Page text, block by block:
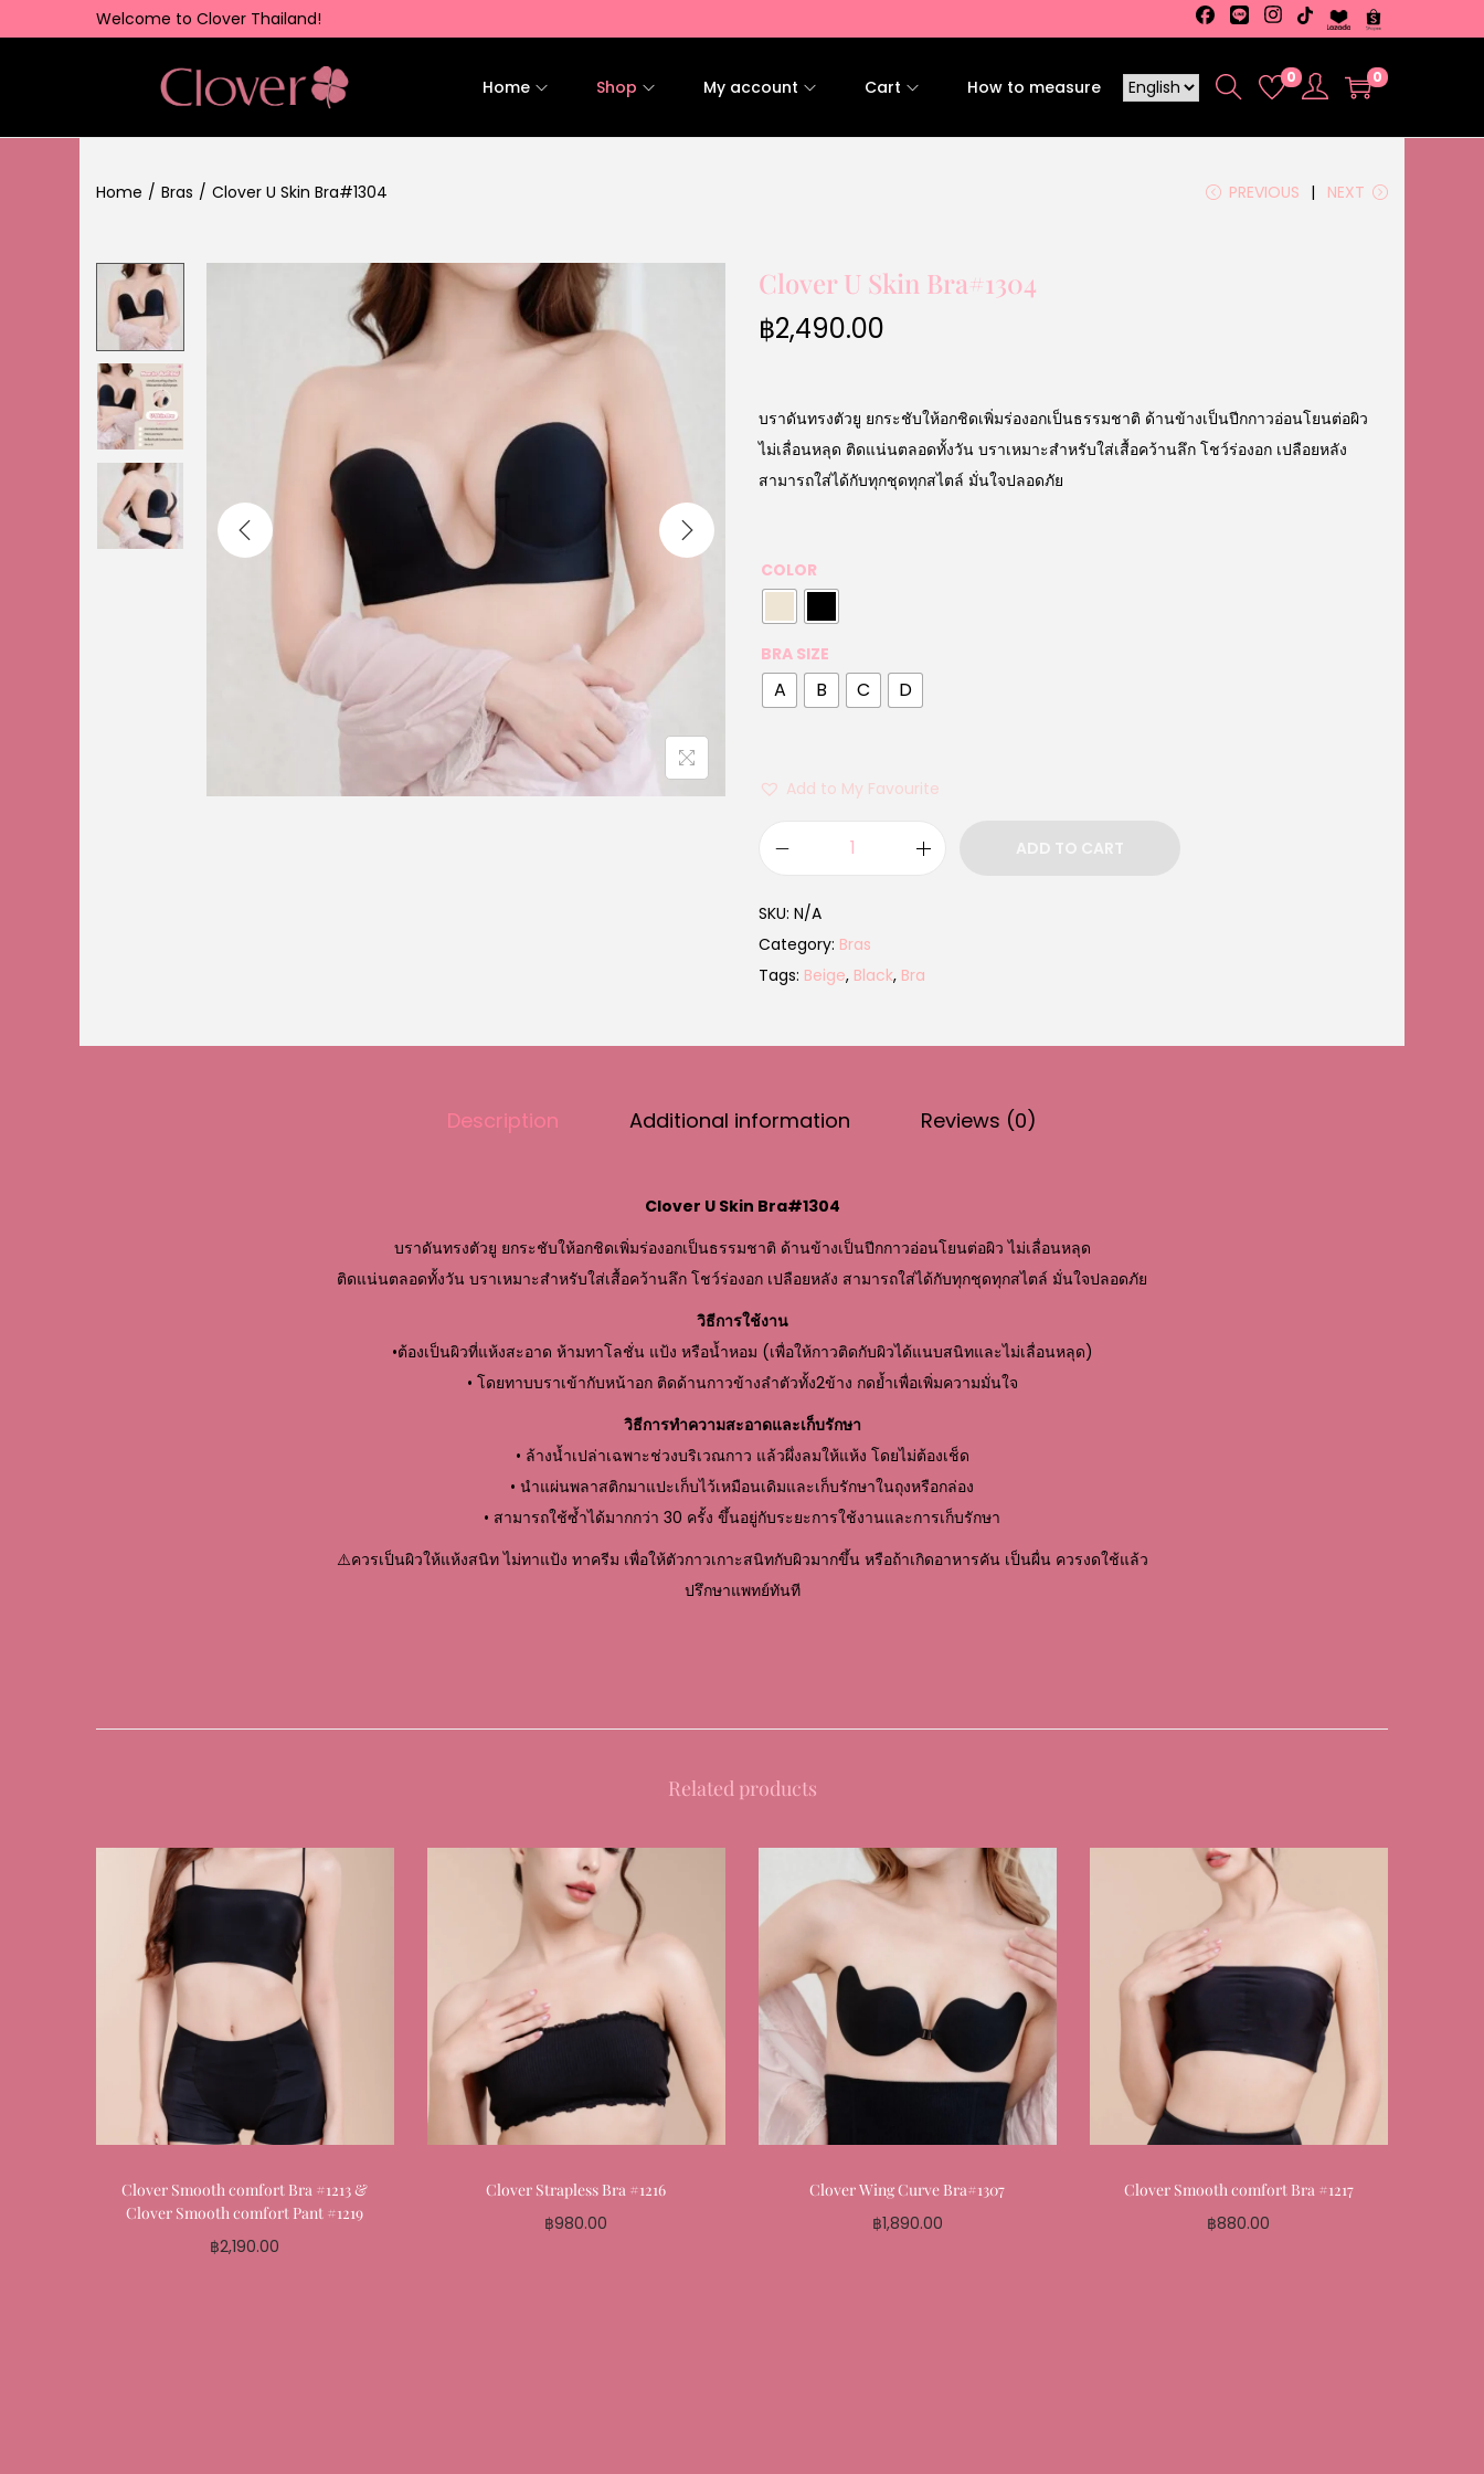
Welcome to Clover Thailand!
Home Shop My account Cart How to measure 0 0
Home / Bras / Clover U Skin Bra#1304 PREVIOUS NEXT
Clover U Skin Bra#1304
฿2,490.00
บราดันทรงตัวยู ยกระชับให้อกชิดเพิ่มร่องอกเป็นธรรมชาติ ด้านข้างเป็นปีกกาวอ่อนโยนต่อผิว
ไม่เลื่อนหลุด ติดแน่นตลอดทั้งวัน บราเหมาะสำหรับใส่เสื้อคว้านลึก โชว์ร่องอก เปลือยหลัง
สามารถใส่ได้กับทุกชุดทุกสไตล์ มั่นใจปลอดภัย
COLOR
BRA SIZE
A B C D
Add to My Favourite
ADD TO CART
SKU: N/A
Category: Bras
Tags: Beige, Black, Bra
Description Additional information Reviews (0)
Clover U Skin Bra#1304
บราดันทรงตัวยู ยกระชับให้อกชิดเพิ่มร่องอกเป็นธรรมชาติ ด้านข้างเป็นปีกกาวอ่อนโยนต่อผิว ไม่เลื่อนหลุด
ติดแน่นตลอดทั้งวัน บราเหมาะสำหรับใส่เสื้อคว้านลึก โชว์ร่องอก เปลือยหลัง สามารถใส่ได้กับทุกชุดทุกสไตล์ มั่นใจปลอดภัย
วิธีการใช้งาน
•ต้องเป็นผิวที่แห้งสะอาด ห้ามทาโลชั่น แป้ง หรือน้ำหอม (เพื่อให้กาวติดกับผิวได้แนบสนิทและไม่เลื่อนหลุด)
• โดยทาบบราเข้ากับหน้าอก ติดด้านกาวข้างลำตัวทั้ง2ข้าง กดย้ำเพื่อเพิ่มความมั่นใจ
วิธีการทำความสะอาดและเก็บรักษา
• ล้างน้ำเปล่าเฉพาะช่วงบริเวณกาว แล้วผึ่งลมให้แห้ง โดยไม่ต้องเช็ด
• นำแผ่นพลาสติกมาแปะเก็บไว้เหมือนเดิมและเก็บรักษาในถุงหรือกล่อง
• สามารถใช้ซ้ำได้มากกว่า 30 ครั้ง ขึ้นอยู่กับระยะการใช้งานและการเก็บรักษา
⚠️ควรเป็นผิวให้แห้งสนิท ไม่ทาแป้ง ทาครีม เพื่อให้ตัวกาวเกาะสนิทกับผิวมากขึ้น หรือถ้าเกิดอาหารคัน เป็นผื่น ควรงดใช้แล้ว
ปรึกษาแพทย์ทันที
Related products
Clover Smooth comfort Bra #1213 &
Clover Smooth comfort Pant #1219
฿2,190.00
Clover Strapless Bra #1216
฿980.00
Clover Wing Curve Bra#1307
฿1,890.00
Clover Smooth comfort Bra #1217
฿880.00